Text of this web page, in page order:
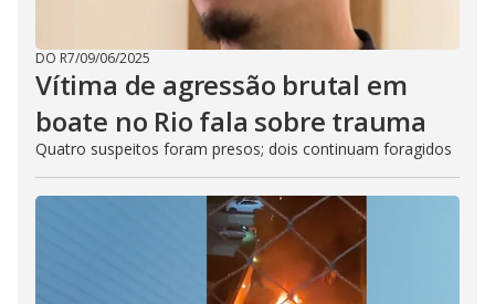
DO R7/09/06/2025
Vítima de agressão brutal em
boate no Rio fala sobre trauma
Quatro suspeitos foram presos; dois continuam foragidos